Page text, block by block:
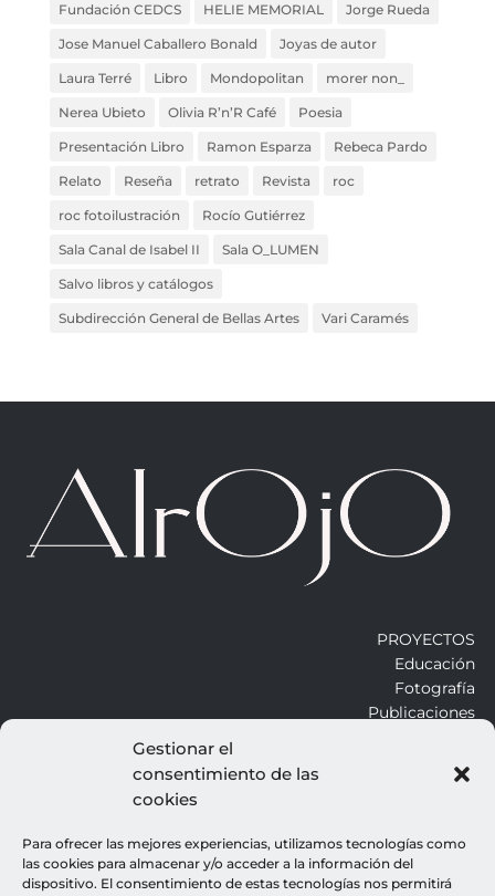
Gestionar el
consentimiento de las
cookies
Para ofrecer las mejores experiencias, utilizamos tecnologías como
las cookies para almacenar y/o acceder a la información del
dispositivo. El consentimiento de estas tecnologías nos permitirá
Fundación CEDCS HELIE MEMORIAL Jorge Rueda
Jose Manuel Caballero Bonald Joyas de autor
Laura Terré Libro Mondopolitan morer non_
Nerea Ubieto Olivia R’n’R Café Poesia
Presentación Libro Ramon Esparza Rebeca Pardo
Relato Reseña retrato Revista roc
roc fotoilustración Rocío Gutiérrez
Sala Canal de Isabel II Sala O_LUMEN
Salvo libros y catálogos
Subdirección General de Bellas Artes Vari Caramés
PROYECTOS
Educación
Fotografía
Publicaciones
ALROJO
Contacto